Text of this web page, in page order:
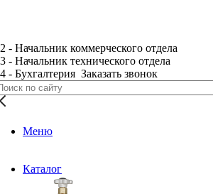
- Начальник коммерческого отдела
- Начальник технического отдела
- Бухгалтерия Заказать звонок
Меню
Каталог